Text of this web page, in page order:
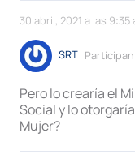
30 abril, 2021 a las 9:35
SRT
Pero lo crearía el
Social y lo
Mujer?